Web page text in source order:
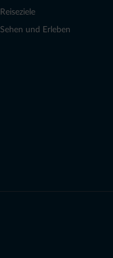
Reiseziele
Sehen und Erleben